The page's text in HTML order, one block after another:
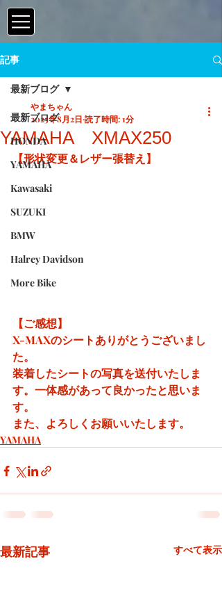
記事
最新ブログ
HONDA
YAMAHA
Kawasaki
SUZUKI
BMW
Halrey Davidson
More Bike
最新ブログ
YAMAHA XMAX250
やまちゃん
2025年8月2日 読了時間: 1分
【形状変更＆レザー張替え】
【ご感想】
X-MAXのシートありがとうございまし
た。
装着したシートの写真を送付いたしま
す。一体感があって良かったと思いま
す。
また、よろしくお願いいたします。
YAMAHA
最新記事 すべて表示